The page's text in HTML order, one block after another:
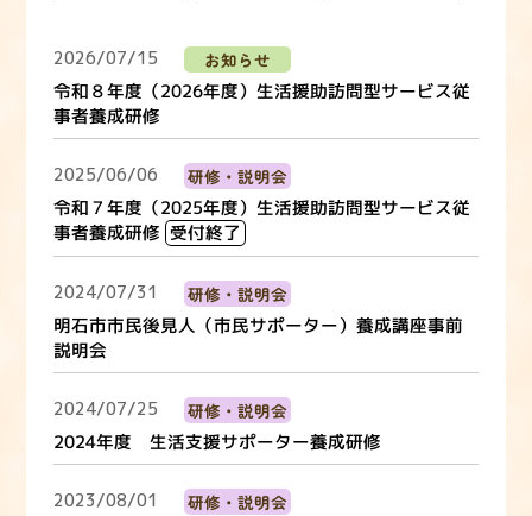
2026/07/15 お知らせ
令和８年度（2026年度）生活援助訪問型サービス従
事者養成研修
2025/06/06 研修・説明会
令和７年度（2025年度）生活援助訪問型サービス従
事者養成研修 受付終了
2024/07/31 研修・説明会
明石市市民後見人（市民サポーター）養成講座事前
説明会
2024/07/25 研修・説明会
2024年度 生活支援サポーター養成研修
2023/08/01 研修・説明会